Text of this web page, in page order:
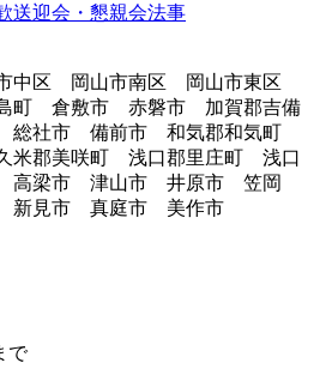
送迎会・懇親会法事
中区 岡山市南区 岡山市東区
町 倉敷市 赤磐市 加賀郡吉備
総社市 備前市 和気郡和気町
米郡美咲町 浅口郡里庄町 浅口
高梁市 津山市 井原市 笠岡
新見市 真庭市 美作市
で